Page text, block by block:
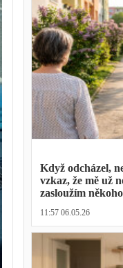
Když odcházel,
vzkaz, že mě už
zasloužím
mohl přijít na
druhá ho
svátky
11:57 06.05.26